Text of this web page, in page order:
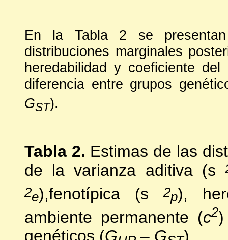
En la Tabla 2 se
distribuciones marginales
heredabilidad y coeficiente
diferencia entre grupos
GST).
Tabla 2. Estimas de las
de la varianza aditiva (s
2e),fenotípica (s 2p),
ambiente permanente (c2)
genéticos (G – G ).